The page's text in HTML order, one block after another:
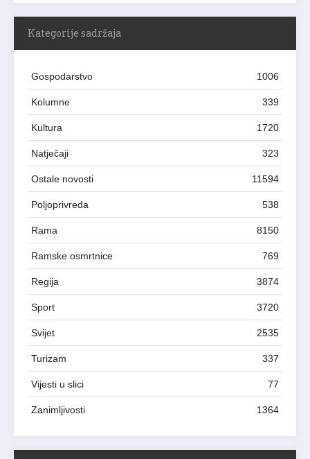
Kategorije sadržaja
Gospodarstvo 1006
Kolumne 339
Kultura 1720
Natječaji 323
Ostale novosti 11594
Poljoprivreda 538
Rama 8150
Ramske osmrtnice 769
Regija 3874
Sport 3720
Svijet 2535
Turizam 337
Vijesti u slici 77
Zanimljivosti 1364